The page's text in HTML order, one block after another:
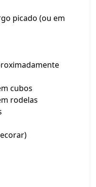
picado (ou em
cubos
rodelas